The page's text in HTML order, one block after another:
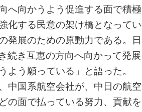
へ向かうよう促進する面で積極
化する民意の架け橋となってい
発展のための原動力である。日
続き互恵の方向へ向かって発展
う願っている」と語った。
中国系航空会社が、中日の航空
の面で払っている努力、貢献を